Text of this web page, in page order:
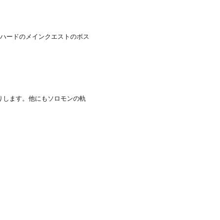
ードのメインクエストのボス
ます。他にもソロモンの軌